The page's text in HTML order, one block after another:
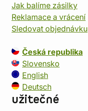
Jak balíme zásilky
Reklamace a vrácení
Sledovat objednávku
Česká republika
Slovensko
English
Deutsch
užitečné